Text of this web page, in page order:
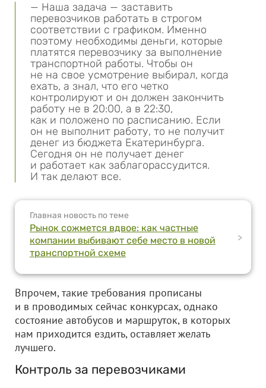
— Наша задача — заставить
перевозчиков работать в строгом
соответствии с графиком. Именно
поэтому необходимы деньги, которые
платятся перевозчику за выполнение
транспортной работы. Чтобы он
не на свое усмотрение выбирал, когда
ехать, а знал, что его четко
контролируют и он должен закончить
работу не в 20:00, а в 22:30,
как и положено по расписанию. Если
он не выполнит работу, то не получит
денег из бюджета Екатеринбурга.
Сегодня он не получает денег
и работает как заблагорассудится.
И так делают все.
Главная новость по теме
Рынок сожмется вдвое: как частные
компании выбивают себе место в новой
транспортной схеме
>
Впрочем, такие требования прописаны
и в проводимых сейчас конкурсах, однако
состояние автобусов и маршруток, в которых
нам приходится ездить, оставляет желать
лучшего.
Контроль за перевозчиками